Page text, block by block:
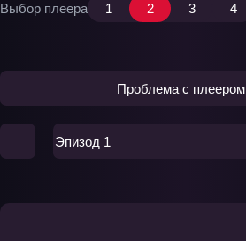
Выбор плеера 1 2 3 4
Проблема с плеером
Эпизод 1